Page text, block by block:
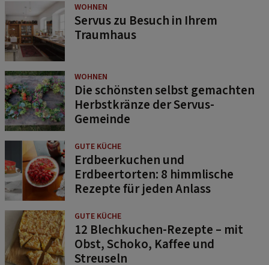
WOHNEN
Servus zu Besuch in Ihrem
Traumhaus
WOHNEN
Die schönsten selbst gemachten
Herbstkränze der Servus-
Gemeinde
GUTE KÜCHE
Erdbeerkuchen und
Erdbeertorten: 8 himmlische
Rezepte für jeden Anlass
GUTE KÜCHE
12 Blechkuchen-Rezepte – mit
Obst, Schoko, Kaffee und
Streuseln